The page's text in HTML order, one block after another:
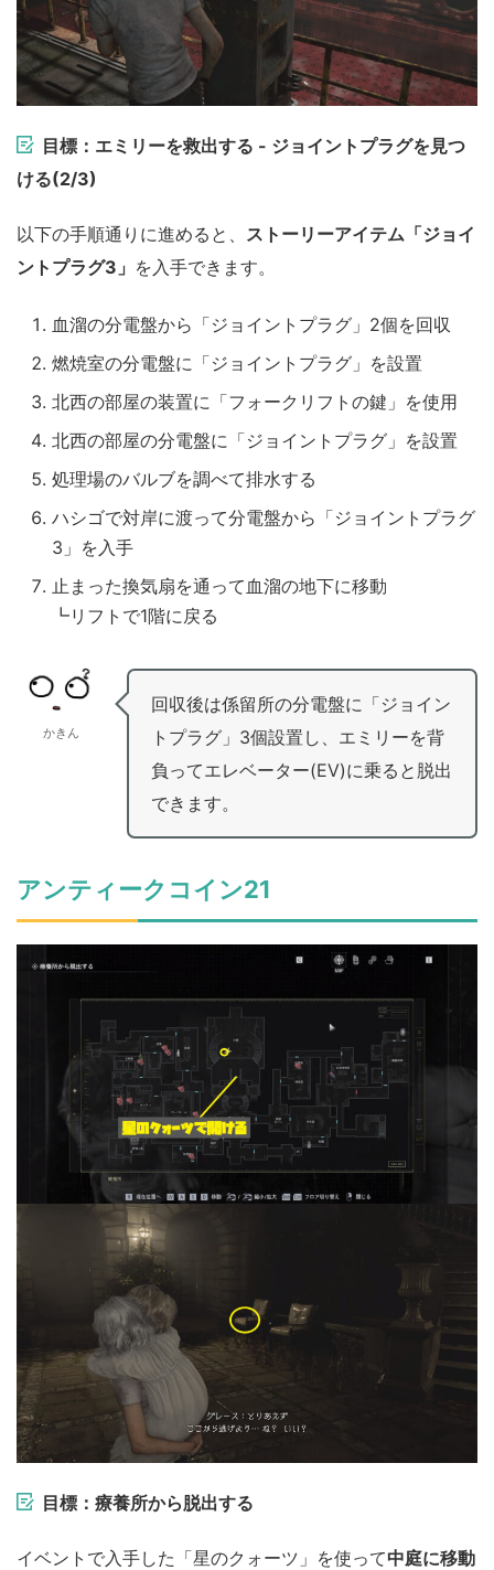
目標：エミリーを救出する - ジョイントプラグを見つ
ける(2/3)
以下の手順通りに進めると、 ストーリーアイテム「ジョイ
ントプラグ3」 を入手できます。
血溜の分電盤から「ジョイントプラグ」2個を回収
燃焼室の分電盤に「ジョイントプラグ」を設置
北西の部屋の装置に「フォークリフトの鍵」を使用
北西の部屋の分電盤に「ジョイントプラグ」を設置
処理場のバルブを調べて排水する
ハシゴで対岸に渡って分電盤から「ジョイントプラグ
3」を入手
止まった換気扇を通って血溜の地下に移動
┗リフトで1階に戻る
かきん
回収後は係留所の分電盤に「ジョイン
トプラグ」3個設置し、エミリーを背
負ってエレベーター(EV)に乗ると脱出
できます。
アンティークコイン21
目標：療養所から脱出する
イベントで入手した「星のクォーツ」を使って中庭に移動